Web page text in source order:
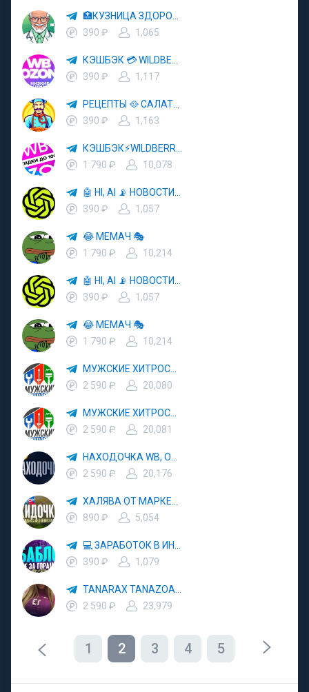
390 ₽
1,065
390 ₽
1,117
390 ₽
1,163
1 790 ₽
10,078
390 ₽
1,057
😂 МЕМАЧ 🎭
1 790 ₽
10,214
390 ₽
1,057
😂 МЕМАЧ 🎭
1 790 ₽
10,214
2 590 ₽
20,080
2 590 ₽
20,081
2 590 ₽
20,176
890 ₽
5,054
390 ₽
1,079
2 590 ₽
23,979
1 2 3 4 5